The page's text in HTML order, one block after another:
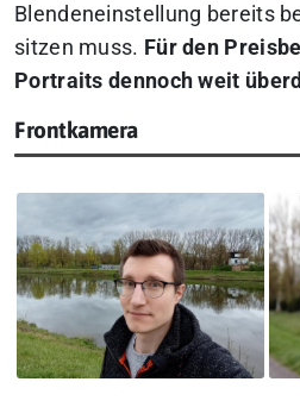
Blendeneinstellung bereits
sitzen muss. Für den
Portraits dennoch weit
Frontkamera